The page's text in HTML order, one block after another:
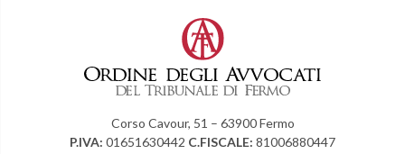
Corso Cavour, 51 – 63900 Fermo
P.IVA: 01651630442 C.FISCALE: 81006880447